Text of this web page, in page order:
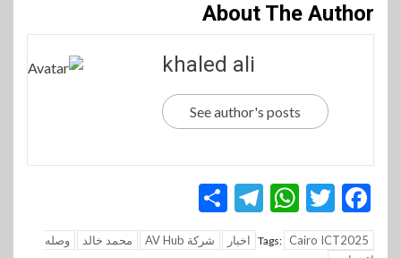
About The Author
khaled ali
See author's posts
Facebook
Twitter
WhatsApp
Telegram
Tags: Cairo ICT2025 اخبار شركة AV Hub محمد خالد
وصله